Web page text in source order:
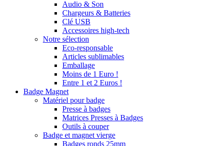
Audio & Son
Chargeurs & Batteries
Clé USB
Accessoires high-tech
Notre sélection
Eco-responsable
Articles sublimables
Emballage
Moins de 1 Euro !
Entre 1 et 2 Euros !
Badge Magnet
Matériel pour badge
Presse à badges
Matrices Presses à Badges
Outils à couper
Badge et magnet vierge
Badges ronds 25mm